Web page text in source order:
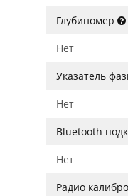
Глубиномер
Нет
Указатель
Нет
Bluetooth
Нет
Радио